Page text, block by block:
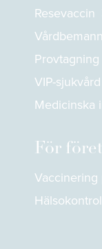
Resevaccin
Provtagning
VIP-
Medicinska
För